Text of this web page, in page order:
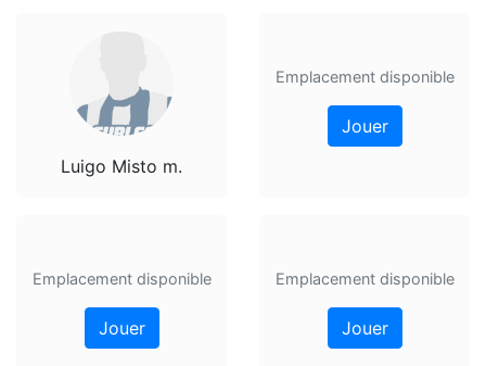
Luigo Misto m.
Emplacement disponible
Jouer
Emplacement disponible
Jouer
Emplacement disponible
Jouer